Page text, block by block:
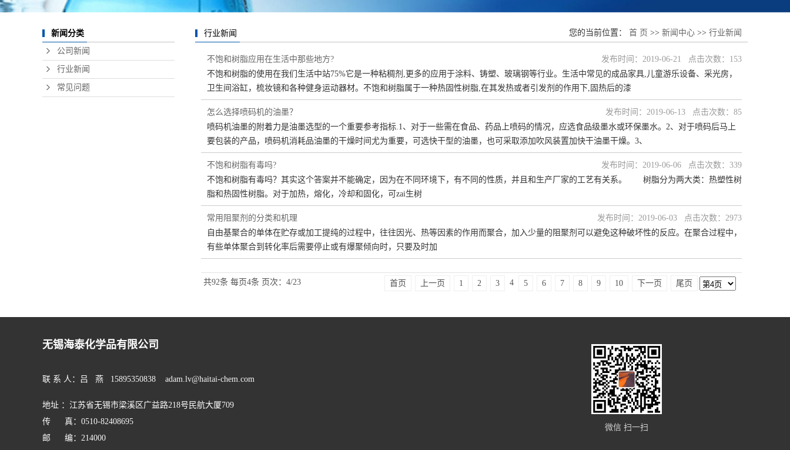
新闻分类
公司新闻
行业新闻
常见问题
行业新闻 您的当前位置： 首 页 >> 新闻中心 >> 行业新闻
不饱和树脂应用在生活中那些地方?
不饱和树脂的使用在我们生活中站75%它是一种粘稠剂,更多的应用于涂料、铸塑、玻璃钢等行业。生活中常见的成品家具,儿童游乐设备、采光房，
卫生间浴缸，梳妆镜和各种健身运动器材。不饱和树脂属于一种热固性树脂,在其发热或者引发剂的作用下,固热后的漆
发布时间：2019-06-21 点击次数：153
怎么选择喷码机的油墨？
喷码机油墨的附着力是油墨选型的一个重要参考指标.1、对于一些需在食品、药品上喷码的情况，应选食品级墨水或环保墨水。2、对于喷码后马上
要包装的产品，喷码机消耗品油墨的干燥时间尤为重要，可选快干型的油墨，也可采取添加吹风装置加快干油墨干燥。3、
发布时间：2019-06-13 点击次数：85
不饱和树脂有毒吗?
不饱和树脂有毒吗？其实这个答案并不能确定，因为在不同环境下，有不同的性质，并且和生产厂家的工艺有关系。 树脂分为两大类：热塑性树
脂和热固性树脂。对于加热，熔化，冷却和固化，可zai生树
发布时间：2019-06-06 点击次数：339
常用阻聚剂的分类和机理
自由基聚合的单体在贮存或加工提纯的过程中，往往因光、热等因素的作用而聚合，加入少量的阻聚剂可以避免这种破坏性的反应。在聚合过程中，
有些单体聚合到转化率后需要停止或有爆聚倾向时，只要及时加
发布时间：2019-06-03 点击次数：2973
共92条 每页4条 页次：4/23 首页 上一页 1 2 3 4 5 6 7 8 9 10 下一页 尾页
无锡海泰化学品有限公司
联 系 人：吕 燕 15895350838 adam.lv@haitai-chem.com
地址 ：江苏省无锡市梁溪区广益路218号民航大厦709
传 真：0510-82408695
邮 编：214000
微信 扫一扫